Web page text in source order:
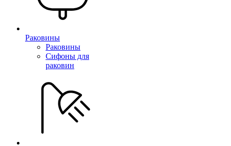
Раковины
Раковины
Сифоны для
раковин